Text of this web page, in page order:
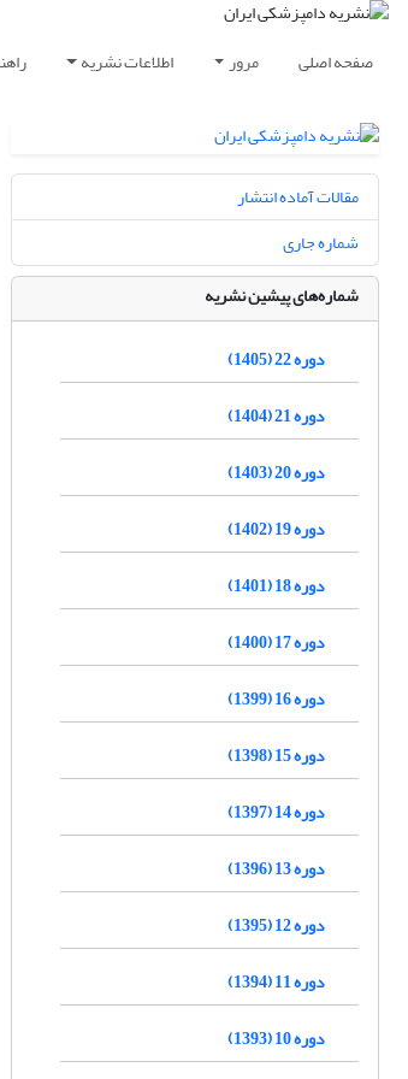
صفحه اصلی مرور اطلاعات نشریه
مقالات آماده انتشار
شماره جاری
شماره‌های پیشین نشریه
دوره 22 (1405)
دوره 21 (1404)
دوره 20 (1403)
دوره 19 (1402)
دوره 18 (1401)
دوره 17 (1400)
دوره 16 (1399)
دوره 15 (1398)
دوره 14 (1397)
دوره 13 (1396)
دوره 12 (1395)
دوره 11 (1394)
دوره 10 (1393)